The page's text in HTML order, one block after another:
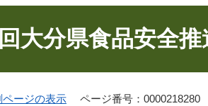
大分県食品安全
ページの表示 ページ番号：0000218280